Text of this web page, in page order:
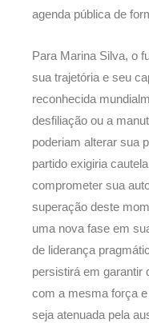
agenda pública de
Para Marina Silva, o
sua trajetória e seu
reconhecida
desfiliação ou a
poderiam alterar sua
partido exigiria
comprometer sua
superação deste
uma nova fase em
de liderança
persistirá em garantir
com a mesma força
seja atenuada pela